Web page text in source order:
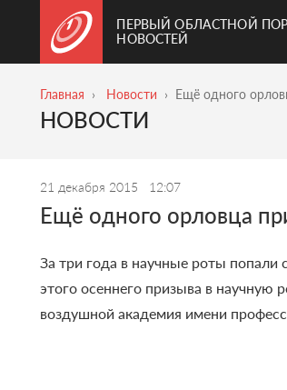
ПЕРВЫЙ ОБЛАСТНОЙ
НОВОСТЕЙ
Главная Новости Ещё одного
НОВОСТИ
21 декабря 2015 12:07
Ещё одного орловца
За три года в научные роты
этого осеннего призыва в
воздушной академия имени